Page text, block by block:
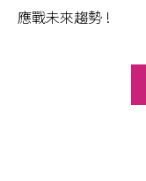
應戰未來趨勢 !